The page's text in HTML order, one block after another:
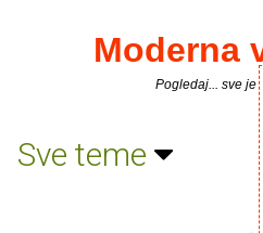
Moderna
Pogledaj... sve je
Sve teme